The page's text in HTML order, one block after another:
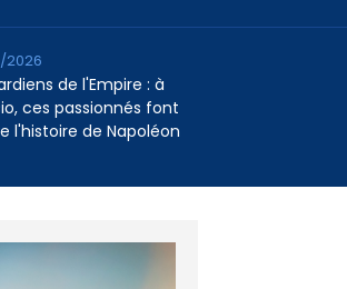
de l'Empire : à
ces passionnés font
l'histoire de Napoléon
2026